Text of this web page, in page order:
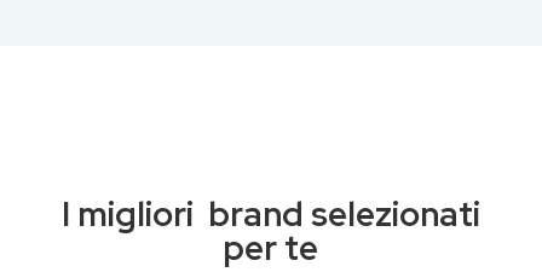
I migliori brand selezionati
per te